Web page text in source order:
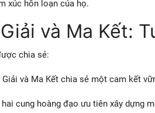
xúc hỗn loạn của họ.
và Ma Kết:
chia sẻ:
Giải và Ma Kết chia sẻ một cam kết
hai cung hoàng đạo ưu tiên xây dựng